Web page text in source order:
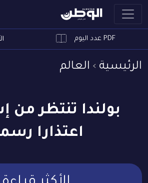
PDF عدد اليوم
الرئيسية العالم
بولندا تنتظر من
اعتذارا